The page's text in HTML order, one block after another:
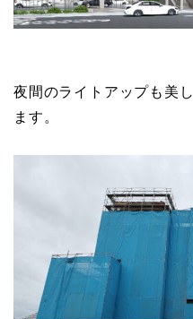
夜間のライトアップも美
ます。